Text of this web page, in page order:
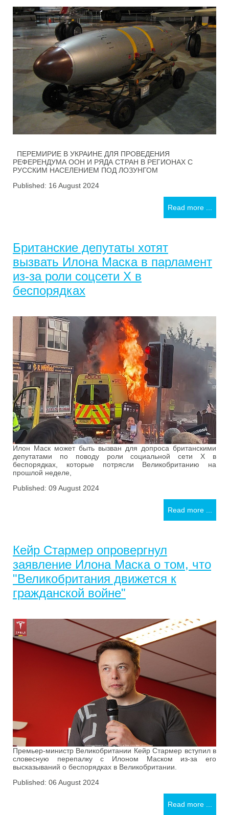
ПЕРЕМИРИЕ В УКРАИНЕ ДЛЯ ПРОВЕДЕНИЯ
РЕФЕРЕНДУМА ООН И РЯДА СТРАН В РЕГИОНАХ С
РУССКИМ НАСЕЛЕНИЕМ ПОД ЛОЗУНГОМ
Published: 16 August 2024
Read more ...
Британские депутаты хотят
вызвать Илона Маска в парламент
из-за роли соцсети Х в
беспорядках
Илон Маск может быть вызван для допроса британскими
депутатами по поводу роли социальной сети X в
беспорядках, которые потрясли Великобританию на
прошлой неделе,
Published: 09 August 2024
Read more ...
Кейр Стармер опровергнул
заявление Илона Маска о том, что
"Великобритания движется к
гражданской войне"
Премьер-министр Великобритании Кейр Стармер вступил в
словесную перепалку с Илоном Маском из-за его
высказываний о беспорядках в Великобритании.
Published: 06 August 2024
Read more ...